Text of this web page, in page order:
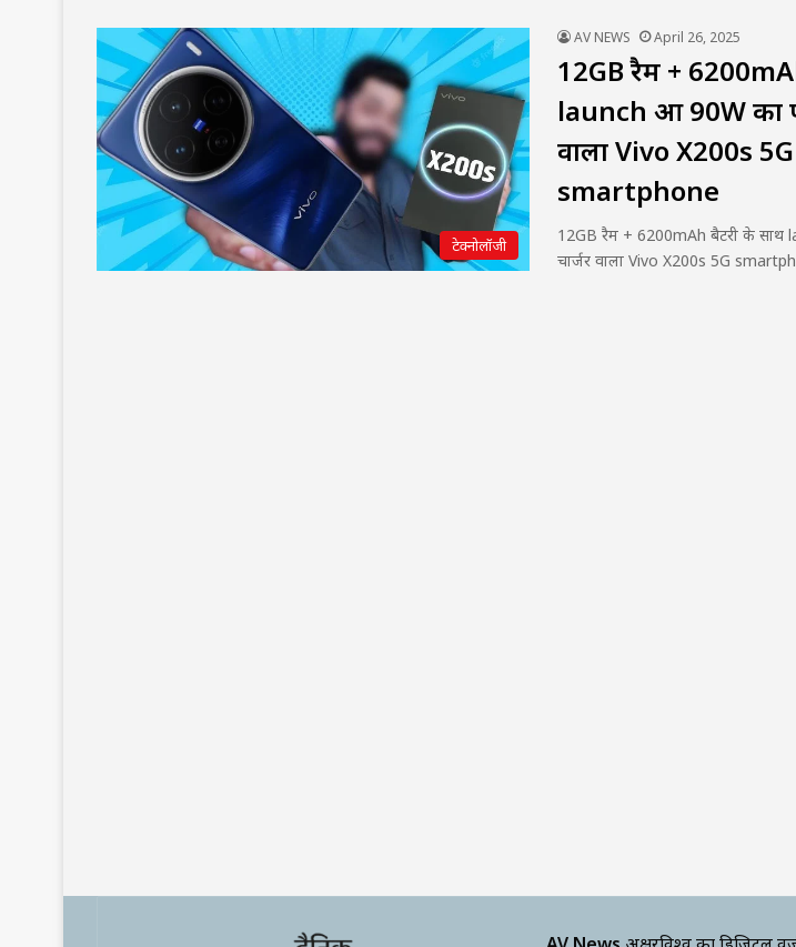
टेक्नोलॉजी
AV NEWS April 26, 2025
12GB रैम +
launch हुआ 90W का
वाला Vivo X200s 5G
smartphone
12GB रैम + 6200mAh बैटरी के साथ
चार्जर वाला Vivo X200s 5G